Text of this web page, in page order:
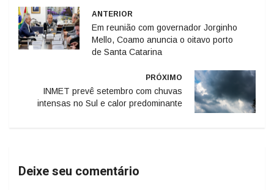
ANTERIOR
Em reunião com governador Jorginho
Mello, Coamo anuncia o oitavo porto
de Santa Catarina
PRÓXIMO
INMET prevê setembro com chuvas
intensas no Sul e calor predominante
Deixe seu comentário